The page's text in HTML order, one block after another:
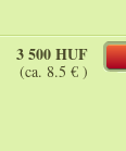
3 500 HUF
(ca. 8.5 € )